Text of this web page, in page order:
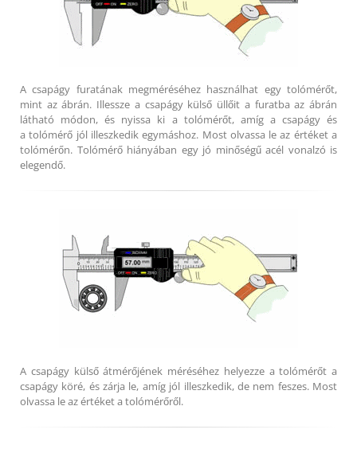
A csapágy furatának megméréséhez használhat egy tolómérőt,
mint az ábrán. Illessze a csapágy külső üllőit a furatba az ábrán
látható módon, és nyissa ki a tolómérőt, amíg a csapágy és
a tolómérő jól illeszkedik egymáshoz. Most olvassa le az értéket a
tolómérőn. Tolómérő hiányában egy jó minőségű acél vonalzó is
elegendő.
A csapágy külső átmérőjének méréséhez helyezze a tolómérőt a
csapágy köré, és zárja le, amíg jól illeszkedik, de nem feszes. Most
olvassa le az értéket a tolómérőről.